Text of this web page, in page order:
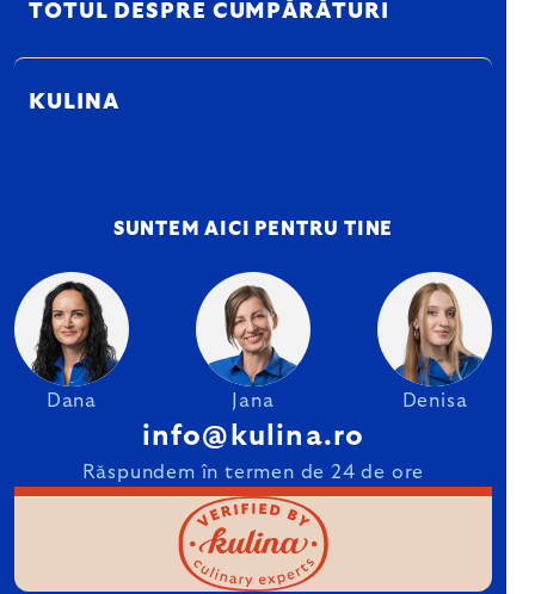
TOTUL DESPRE CUMPĂRĂTURI
KULINA
SUNTEM AICI PENTRU TINE
Dana Jana Denisa
info@kulina.ro
Răspundem în termen de 24 de ore